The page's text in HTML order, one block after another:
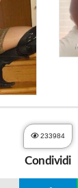
233984
Condividi